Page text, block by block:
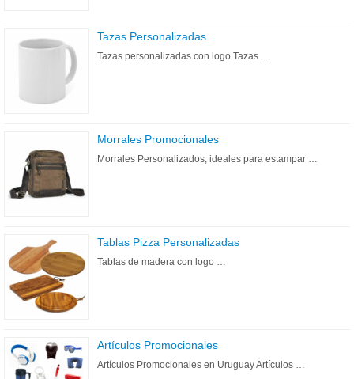
Tazas Personalizadas
Tazas personalizadas con logo Tazas …
Morrales Promocionales
Morrales Personalizados, ideales para estampar …
Tablas Pizza Personalizadas
Tablas de madera con logo …
Artículos Promocionales
Artículos Promocionales en Uruguay Artículos …